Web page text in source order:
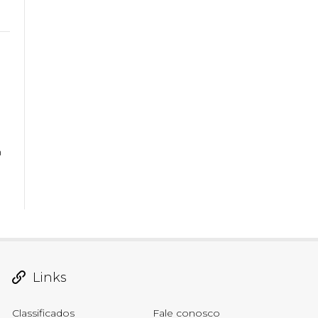
Links
Classificados Fale conosco